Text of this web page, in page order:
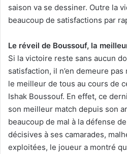
saison va se dessiner. Outre la
beaucoup de satisfactions par
Le réveil de Boussouf, la
Si la victoire reste sans aucun
satisfaction, il n’en demeure pas
le meilleur de tous au cours de
Ishak Boussouf. En effet, ce
son meilleur match depuis son
beaucoup de mal à la défense
décisives à ses camarades,
exploitées, le joueur a montré